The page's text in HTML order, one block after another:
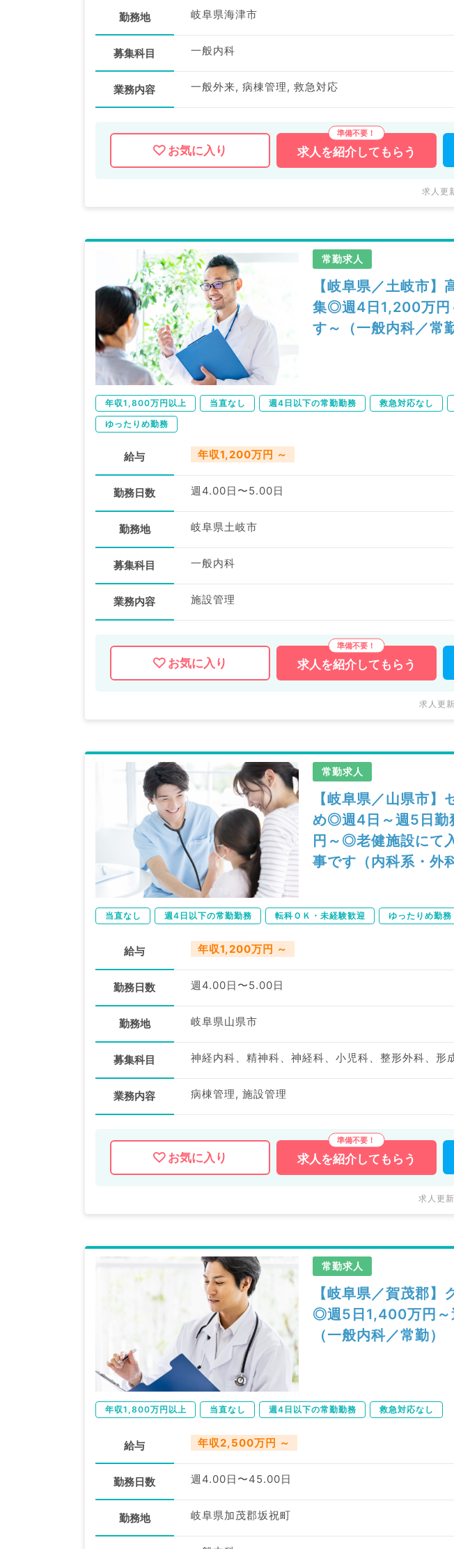
勤務地 岐阜県海津市
募集科目 一般内科
業務内容 一般外来, 病棟管理, 救急対応
お気に入り 求人を紹介してもらう
求人更
常勤求人
【岐阜県／土岐市
集◎週4日1,200万円
す～（一般内科／常
年収1,800万円以上 当直なし 週4日以下の常勤勤務 救急対応なし
ゆったりめ勤務
給与 年収1,200万円 ～
勤務日数 週4.00日〜5.00日
勤務地 岐阜県土岐市
募集科目 一般内科
業務内容 施設管理
お気に入り 求人を紹介してもらう
求人更
常勤求人
【岐阜県／山県市
め◎週4日～週5日勤
円～◎老健施設にて
事です（内科系・外
当直なし 週4日以下の常勤勤務 転科ＯＫ・未経験歓迎 ゆったりめ勤務
給与 年収1,200万円 ～
勤務日数 週4.00日〜5.00日
勤務地 岐阜県山県市
募集科目
業務内容 病棟管理, 施設管理
お気に入り 求人を紹介してもらう
求人更
常勤求人
【岐阜県／賀茂郡
◎週5日1,400万円～
（一般内科／常勤）
年収1,800万円以上 当直なし 週4日以下の常勤勤務 救急対応なし
給与 年収2,500万円 ～
勤務日数 週4.00日〜45.00日
勤務地 岐阜県加茂郡坂祝町